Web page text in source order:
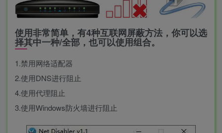
使用非常简单，有4种互联网屏蔽方法，你可以选
择其中一种/全部，也可以使用组合。
1.禁用网络适配器
2.使用DNS进行阻止
4.使用代理阻止
3.使用Windows防火墙进行阻止